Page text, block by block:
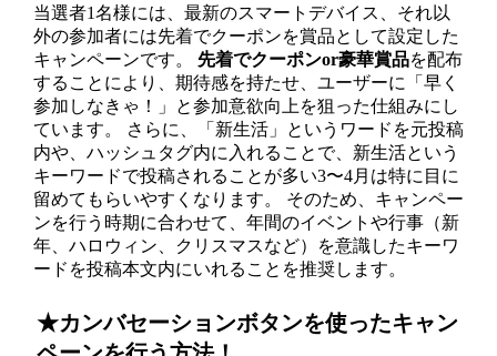
当選者1名様には、最新のスマートデバイス、それ以
外の参加者には先着でクーポンを賞品として設定した
キャンペーンです。 先着でクーポンor豪華賞品を配布
することにより、期待感を持たせ、ユーザーに「早く
参加しなきゃ！」と参加意欲向上を狙った仕組みにし
ています。 さらに、「新生活」というワードを元投稿
内や、ハッシュタグ内に入れることで、新生活という
キーワードで投稿されることが多い3〜4月は特に目に
留めてもらいやすくなります。 そのため、キャンペー
ンを行う時期に合わせて、年間のイベントや行事（新
年、ハロウィン、クリスマスなど）を意識したキーワ
ードを投稿本文内にいれることを推奨します。
★カンバセーションボタンを使ったキャン